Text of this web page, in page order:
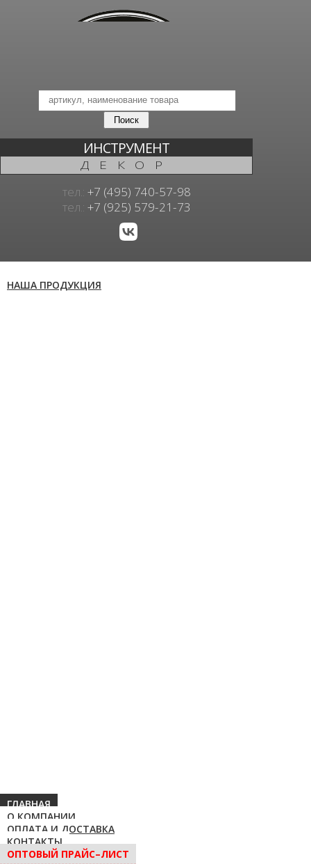
ИНСТРУМЕНТ
ДЕКОР
тел.: +7 (495) 740-57-98
тел.: +7 (925) 579-21-73
НАША ПРОДУКЦИЯ
ГЛАВНАЯ
О КОМПАНИИ
ОПЛАТА И ДОСТАВКА
КОНТАКТЫ
ОПТОВЫЙ ПРАЙС–ЛИСТ